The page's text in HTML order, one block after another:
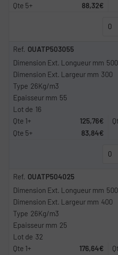
88,32€
OUATP503055
500
300
26Kg/m3
55
16
125,76€
83,84€
OUATP504025
500
400
26Kg/m3
25
32
176,64€